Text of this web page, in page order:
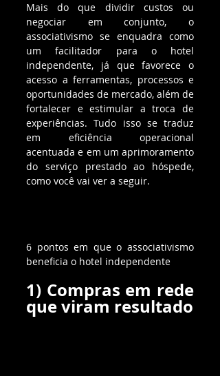
Mais do que dividir custos ou
negociar em conjunto, o
associativismo se enquadra como
um facilitador para o hotel
independente, já que favorece o
acesso a ferramentas, processos e
oportunidades de mercado, além de
fortalecer e estimular a troca de
experiências. Tudo isso se traduz
em eficiência operacional
acentuada e em um aprimoramento
do serviço prestado ao hóspede,
como você vai ver a seguir.
6 pontos em que o associativismo
beneficia o hotel independente
1) Compras em rede
que viram resultado